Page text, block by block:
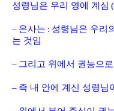
성령님은 우리 영에 계심
– 은사는 : 성령님은 우리
는 것임
– 그리고 위에서 권능으
– 즉 내 안에 계신 성령님